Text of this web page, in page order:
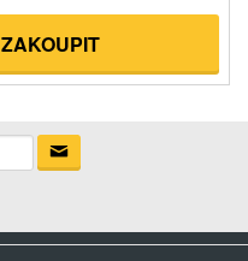
ZAKOUPIT